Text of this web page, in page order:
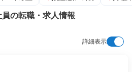
の転職・求人情報
詳細表示